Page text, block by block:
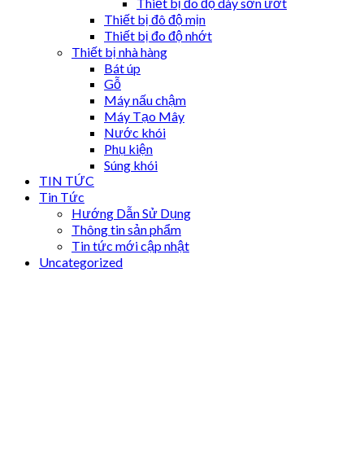
Thiết bị đô độ mịn
Thiết bị đo độ nhớt
Thiết bị nhà hàng
Bát úp
Gỗ
Máy nấu chậm
Máy Tạo Mây
Nước khói
Phụ kiện
Súng khói
TIN TỨC
Tin Tức
Hướng Dẫn Sử Dụng
Thông tin sản phẩm
Tin tức mới cập nhật
Uncategorized